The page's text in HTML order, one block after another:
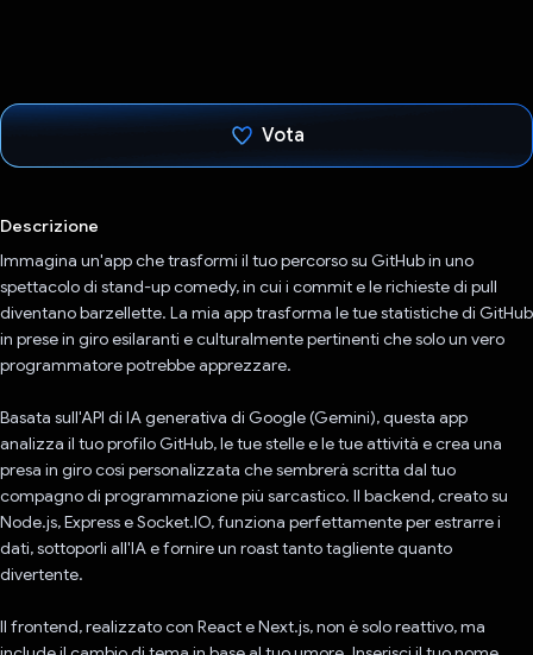
Vota
Descrizione
Immagina un'app che trasformi il tuo percorso su GitHub in uno
spettacolo di stand-up comedy, in cui i commit e le richieste di pull
diventano barzellette. La mia app trasforma le tue statistiche di GitHub
in prese in giro esilaranti e culturalmente pertinenti che solo un vero
programmatore potrebbe apprezzare.
Basata sull'API di IA generativa di Google (Gemini), questa app
analizza il tuo profilo GitHub, le tue stelle e le tue attività e crea una
presa in giro così personalizzata che sembrerà scritta dal tuo
compagno di programmazione più sarcastico. Il backend, creato su
Node.js, Express e Socket.IO, funziona perfettamente per estrarre i
dati, sottoporli all'IA e fornire un roast tanto tagliente quanto
divertente.
Il frontend, realizzato con React e Next.js, non è solo reattivo, ma